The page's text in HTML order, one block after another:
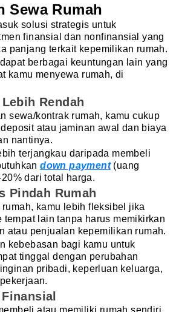
Sewa Rumah
solusi strategis untuk
finansial dan nonfinansial yang
panjang terkait kepemilikan rumah.
berbagai keuntungan lain yang
kamu menyewa rumah, di
Rendah
sewa/kontrak rumah, kamu cukup
atau jaminan awal dan biaya
nantinya.
terjangkau daripada membeli
down payment(uang
dari total harga.
Pindah Rumah
kamu lebih fleksibel jika
tempat lain tanpa harus memikirkan
atau penjualan kepemilikan rumah.
kebebasan bagi kamu untuk
tinggal dengan perubahan
pribadi, keperluan keluarga,
atau memiliki rumah sendiri,